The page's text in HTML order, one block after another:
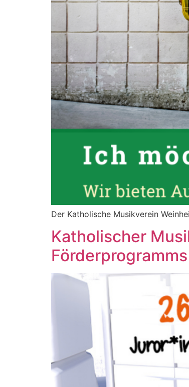
Der Katholische Musikverein
Katholischer